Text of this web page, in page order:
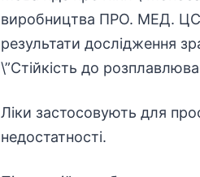
виробництва ПРО. МЕД. ЦС
результати дослідження
\”Стійкість до
Ліки застосовують для
недостатності.